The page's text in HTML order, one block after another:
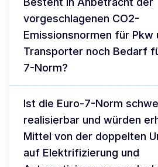
vorgeschlagenen CO2-
Emissionsnormen für Pkw
Transporter noch Bedarf
7-Norm?
Ist die Euro-7-Norm
realisierbar und würden
Mittel von der doppelten
auf Elektrifizierung und